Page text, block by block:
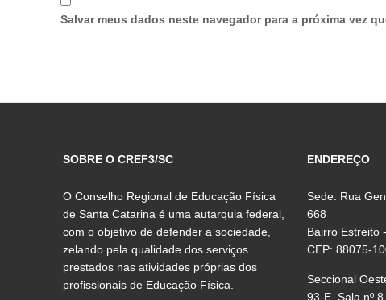
Salvar meus dados neste navegador para a próxima vez
SOBRE O CREF3/SC
O Conselho Regional de Educação Física
de Santa Catarina é uma autarquia federal,
com o objetivo de defender a sociedade,
zelando pela qualidade dos serviços
prestados nas atividades próprias dos
profissionais de Educação Física.
ENDEREÇO
Sede: Rua
668
Bairro Estreito
CEP: 88075-
Seccional
93-E, Sala nº